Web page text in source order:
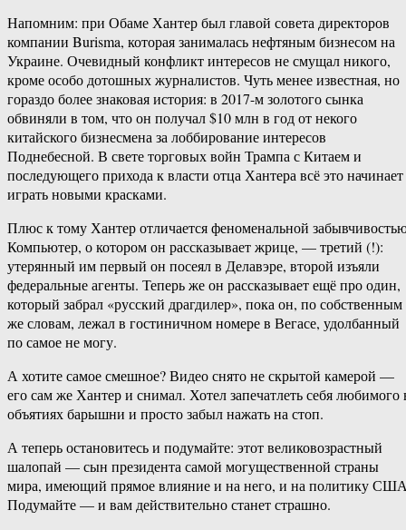
Напомним: при Обаме Хантер был главой совета директоров
компании Burisma, которая занималась нефтяным бизнесом на
Украине. Очевидный конфликт интересов не смущал никого,
кроме особо дотошных журналистов. Чуть менее известная, но
гораздо более знаковая история: в 2017-м золотого сынка
обвиняли в том, что он получал $10 млн в год от некого
китайского бизнесмена за лоббирование интересов
Поднебесной. В свете торговых войн Трампа с Китаем и
последующего прихода к власти отца Хантера всё это начинает
играть новыми красками.
Плюс к тому Хантер отличается феноменальной
Компьютер, о котором он рассказывает жрице, — третий (!):
утерянный им первый он посеял в Делавэре, второй изъяли
федеральные агенты. Теперь же он рассказывает ещё про один,
который забрал «русский драгдилер», пока он, по собственным
же словам, лежал в гостиничном номере в Вегасе, удолбанный
по самое не могу.
А хотите самое смешное? Видео снято не скрытой камерой —
его сам же Хантер и снимал. Хотел запечатлеть себя любимого
объятиях барышни и просто забыл нажать на стоп.
А теперь остановитесь и подумайте: этот великовозрастный
шалопай — сын президента самой могущественной страны
мира, имеющий прямое влияние и на него, и на политику
Подумайте — и вам действительно станет страшно.